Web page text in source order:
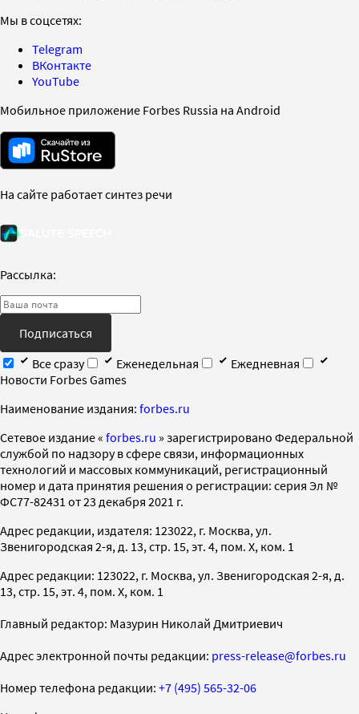
Мы в соцсетях:
Telegram
ВКонтакте
YouTube
Мобильное приложение Forbes Russia на Android
На сайте работает синтез речи
Рассылка:
Подписаться
Все сразу
Еженедельная
Ежедневная
Новости Forbes Games
Наименование издания: forbes.ru
Cетевое издание « forbes.ru » зарегистрировано Федеральной
службой по надзору в сфере связи, информационных
технологий и массовых коммуникаций, регистрационный
номер и дата принятия решения о регистрации: серия Эл №
ФС77-82431 от 23 декабря 2021 г.
Адрес редакции, издателя: 123022, г. Москва, ул.
Звенигородская 2-я, д. 13, стр. 15, эт. 4, пом. X, ком. 1
Адрес редакции: 123022, г. Москва, ул. Звенигородская 2-я, д.
13, стр. 15, эт. 4, пом. X, ком. 1
Главный редактор: Мазурин Николай Дмитриевич
Адрес электронной почты редакции: press-release@forbes.ru
Номер телефона редакции: +7 (495) 565-32-06